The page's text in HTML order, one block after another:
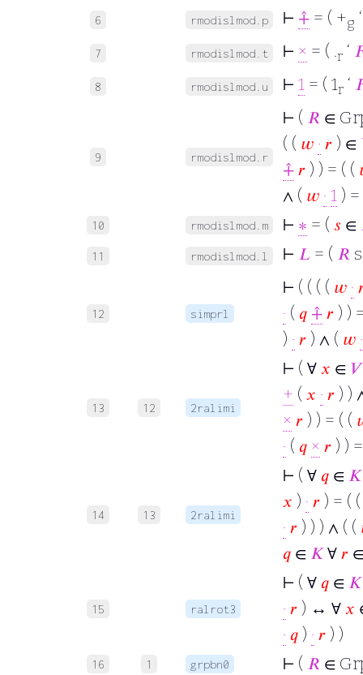
6 rmodislmod.p ⊢ ⨣ = ( +g
7 rmodislmod.t ⊢ × = ( .r ‘
8 rmodislmod.u ⊢ 1 = ( 1r ‘
9 rmodislmod.r
⊢ ( 𝑅 ∈
( ( 𝑤 · 𝑟 ) ∈
⨣𝑟 ) ) = ( (
∧ ( 𝑤 · 1 ) =
10 rmodislmod.m ⊢ ∗ = ( 𝑠 ∈
11 rmodislmod.l ⊢ 𝐿 = ( 𝑅
12 simprl
⊢ ( ( ( ( 𝑤 ·
· ( 𝑞 ⨣𝑟 ) )
) · 𝑟 ) ∧ ( 𝑤 ·
13 12 2ralimi
⊢ ( ∀𝑥 ∈ 𝑉
+ ( 𝑥 · 𝑟 ) )
× 𝑟 ) ) = ( (
· ( 𝑞 × 𝑟 ) )
14 13 2ralimi
⊢ ( ∀𝑞 ∈ 𝐾
𝑥 ) · 𝑟 ) = (
· 𝑟 ) ) ) ∧ ( (
𝑞 ∈ 𝐾∀𝑟
15 ralrot3
⊢ ( ∀𝑞 ∈ 𝐾
· 𝑟 ) ↔ ∀𝑥
· 𝑞 ) · 𝑟 ) )
16 1 grpbn0 ⊢ ( 𝑅 ∈